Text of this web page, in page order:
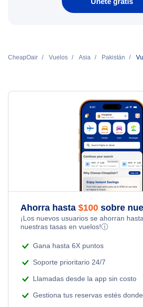
CheapOair Vuelos Asia Pakistán
Ahorra hasta $100 sobre
¡Los nuevos usuarios se ahorran
nuestras tasas en vuelos!ⓘ
Gana hasta 6X puntos
Soporte prioritario 24/7
Llamadas desde la app sin costo
Gestiona tus reservas estés